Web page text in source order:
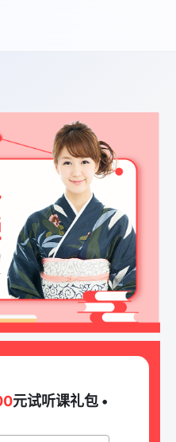
元试听课礼包 •